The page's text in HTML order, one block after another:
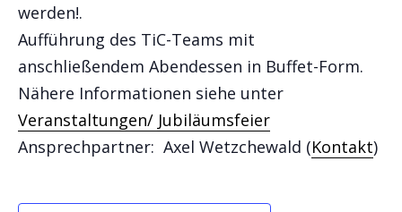
werden!.
Aufführung des TiC-Teams mit
anschließendem Abendessen in Buffet-Form.
Nähere Informationen siehe unter
Veranstaltungen/ Jubiläumsfeier
Ansprechpartner: Axel Wetzchewald (Kontakt)